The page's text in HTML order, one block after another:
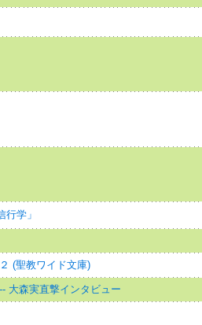
行学」
(聖教ワイド文庫)
大森実直撃インタビュー